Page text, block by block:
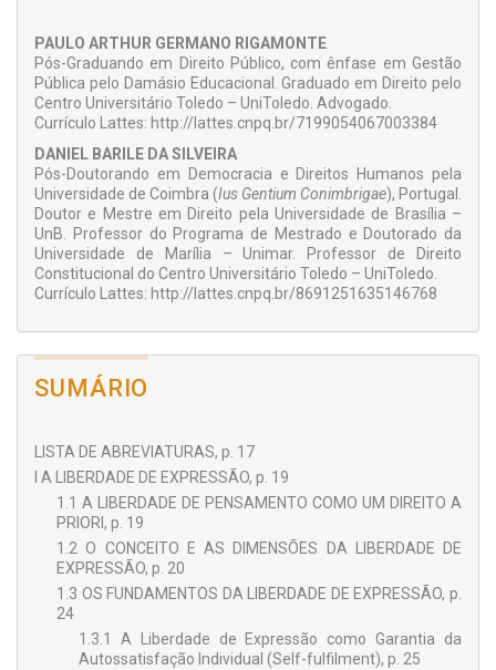
PAULO ARTHUR GERMANO RIGAMONTE
Pós-Graduando em Direito Público, com ênfase em Gestão
Pública pelo Damásio Educacional. Graduado em Direito pelo
Centro Univer­sitário Toledo – UniToledo. Advogado.
Currículo Lattes: http://lattes.cnpq.br/7199054067003384
DANIEL BARILE DA SILVEIRA
Pós-Doutorando em De­mocracia e Direitos Hu­manos pela
Universidade de Coimbra (Ius Gentium Conimbrigae), Portugal.
Doutor e Mestre em Direito pela Universidade de Bra­sília –
UnB. Professor do Programa de Mestrado e Doutorado da
Universi­dade de Marília – Unimar. Professor de Direito
Constitucional do Centro Universitário Toledo – UniToledo.
Currículo Lattes: http://lattes.cnpq.br/8691251635146768
SUMÁRIO
LISTA DE ABREVIATURAS, p. 17
I A LIBERDADE DE EXPRESSÃO, p. 19
1.1 A LIBERDADE DE PENSAMENTO COMO UM DIREITO A
PRIORI, p. 19
1.2 O CONCEITO E AS DIMENSÕES DA LIBERDADE DE
EXPRESSÃO, p. 20
1.3 OS FUNDAMENTOS DA LIBERDADE DE EXPRESSÃO, p.
24
1.3.1 A Liberdade de Expressão como Garantia da
Autossatisfação Individual (Self-fulfilment), p. 25